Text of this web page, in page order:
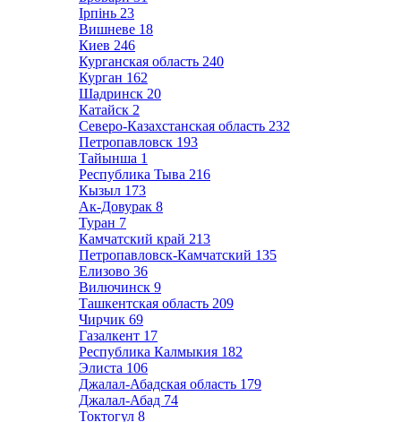
Ірпінь 23
Вишневе 18
Киев 246
Курганская область 240
Курган 162
Шадринск 20
Катайск 2
Северо-Казахстанская область 232
Петропавловск 193
Тайынша 1
Республика Тыва 216
Кызыл 173
Ак-Довурак 8
Туран 7
Камчатский край 213
Петропавловск-Камчатский 135
Елизово 36
Вилючинск 9
Ташкентская область 209
Чирчик 69
Газалкент 17
Республика Калмыкия 182
Элиста 106
Джалал-Абадская область 179
Джалал-Абад 74
Токтогул 8